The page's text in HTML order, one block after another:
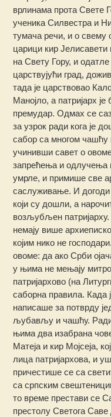
врлинама прота Свете
ученика Силвестра и
тумача речи, и о свему
царици кир
на Свету Гору, и
царствујући град,
тада је царствовао
Манојло, а патријарх
премудар. Одмах се
за узрок ради кога је
сабор са многом
учинивши савет о
запрећења и одлучења
умрле, и примише све
саслуживање. И
који су дошли, а
возљубљен
немају више
којим нико не
овоме: да ако Срби
у њима не мењају
патријархово (на
саборна правила. Када
написаше за потврду
љубављу и чашћу.
њима два изабрана
Матеја и кир Мојсеја,
лица патријархова, и
причестише се са
са српским
то време престави се
престолу Светога